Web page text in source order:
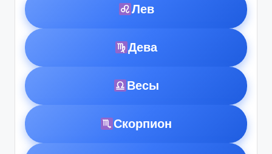
Лев
Дева
Весы
Скорпион